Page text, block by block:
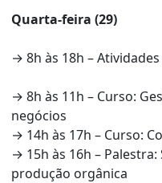
Quarta-feira (29)
→ 8h às 18h –
→ 8h às 11h – Curso:
negócios
→ 14h às 17h – Curso:
→ 15h às 16h –
produção orgânica